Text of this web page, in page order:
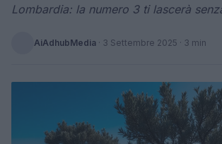
Lombardia: la numero 3 ti lascerà
AiAdhubMedia · 3 Settembre 2025 · 3 min